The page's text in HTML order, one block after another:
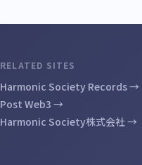
RELATED SITES
Harmonic Society Records →
Post Web3 →
Harmonic Society株式会社 →